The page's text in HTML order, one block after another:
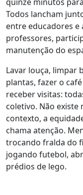
Todos lancham
entre educadores e
professores,
manutenção do
Lavar louça, limpar
plantas, fazer o
receber visitas:
coletivo. Não existe
contexto, a
chama atenção.
trocando fralda do
jogando futebol,
prédios de lego.